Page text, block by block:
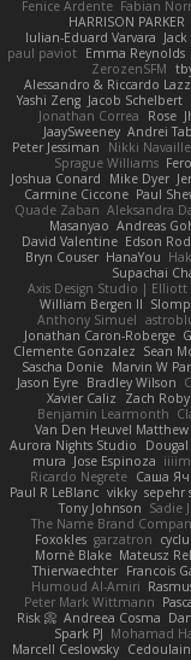
Fenice Ardente Fabian
HARRISON PARKER
Iulian-Eduard Varvara
paul paviot Emma Reynolds
ZerozenSFM
Alessandro & Riccardo
Yashi Zeng Jacob Schelbert
Jonathan Correa
Rose
JaaySweeney Andrei
Peter Jessiman
Nikki Navaille
Sprague Williams
Joshua Conard
Mike Dyer
Carmine Ciccone Paul
Quade Zaban Aleksandra
Masanyao Andreas
David Valentine Edson
Bryn Couser HanaYou
Supachai
Axis Design Studio |
William Bergen II
Anthony Simuel
Jonathan Caron-Roberge
Clemente Gonzalez Sean
Sascha Donie Marvin W
Jason Eyre Bradley Wilson
Xavier Caliz
Zach
Benjamin Learmonth
Van Den Heuvel Matthew
Aurora Nights Studio
mura Jose Espinoza
Ricardo Negrete Саша
Paul R LeBlanc vikky sepehr
Tony Johnson Sadie
The Name Brand
Foxokles garzatron
Mornè Blake Mateusz
Thierwaechter Francois
Humoud Al-Amiri
Peter Mark Wittmann
Risk 📀 Andreea Cosma
Spark PJ Mohamad
Marcell Ceslowsky Cedoulain